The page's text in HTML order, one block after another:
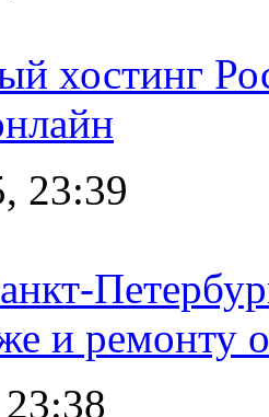
хостинг
23:39
и ремонту